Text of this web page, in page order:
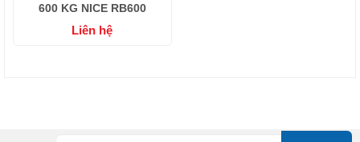
600 KG NICE RB600
Liên hệ